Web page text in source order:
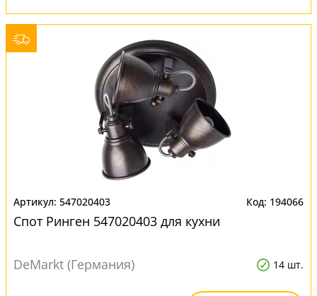
547020403 194066
Спот Ринген 547020403 для кухни
DeMarkt (Германия) 14 шт.